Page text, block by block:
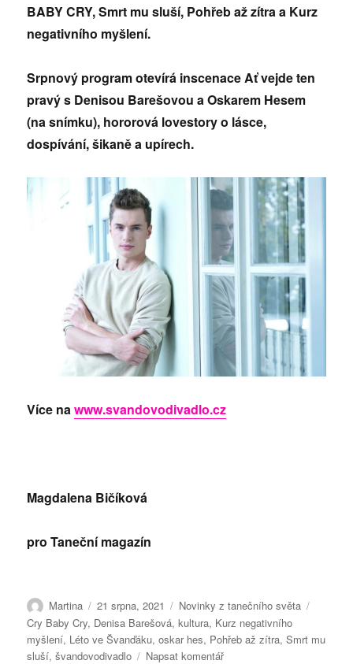
BABY CRY, Smrt mu sluší, Pohřeb až zítra a Kurz
negativního myšlení.
Srpnový program otevírá inscenace Ať vejde ten
pravý s Denisou Barešovou a Oskarem Hesem
(na snímku), hororová lovestory o lásce,
dospívání, šikaně a upírech.
Více nawww.svandovodivadlo.cz
Magdalena Bičíková
pro Taneční magazín
Autor:
Martina Publikováno:
21 srpna, 2021 Rubriky:
Novinky z tanečního světa
Cry Baby Cry, Denisa Barešová,kultura, Kurz negativního
myšlení, Léto ve Švanďáku,oskar hes, Pohřeb až zítra,Smrt mu
sluší,švandovodivadlo Napsat komentářpro